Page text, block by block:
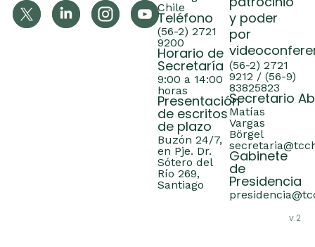
Chile
Teléfono
(56-2) 2721
9200
Horario de
Secretaría
9:00 a 14:00
horas
Presentación
de escritos
de plazo
Buzón 24/7,
en Pje. Dr.
Sótero del
Río 269,
Santiago
y poder
por
(56-2) 2721
9212 / (56-9)
83825823
Secretario
Matías
Vargas
Börgel
Gabinete
de
Presidencia
v.2